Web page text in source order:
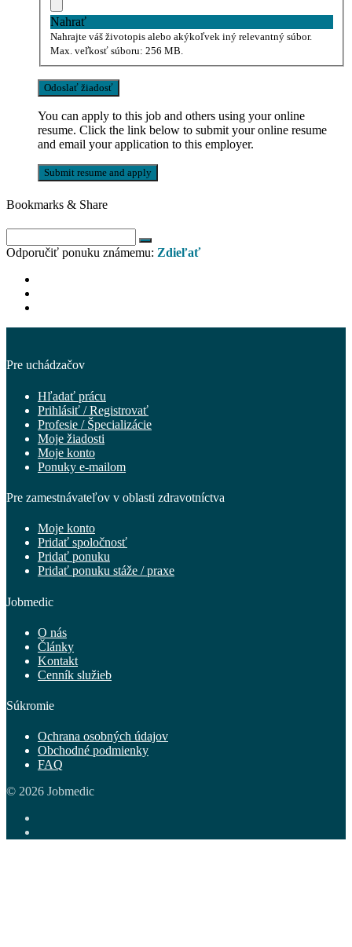
Nahrať
Nahrajte váš životopis alebo akýkoľvek iný relevantný súbor.
Max. veľkosť súboru: 256 MB.
You can apply to this job and others using your online
resume. Click the link below to submit your online resume
and email your application to this employer.
Bookmarks & Share
Odporučiť ponuku známemu: Zdieľať
Pre uchádzačov
Hľadať prácu
Prihlásiť / Registrovať
Profesie / Špecializácie
Moje žiadosti
Moje konto
Ponuky e-mailom
Pre zamestnávateľov v oblasti zdravotníctva
Moje konto
Pridať spoločnosť
Pridať ponuku
Pridať ponuku stáže / praxe
Jobmedic
O nás
Články
Kontakt
Cenník služieb
Súkromie
Ochrana osobných údajov
Obchodné podmienky
FAQ
© 2026 Jobmedic